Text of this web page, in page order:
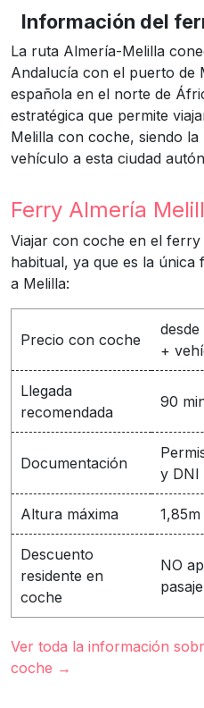
Información del
La ruta Almería-Melilla
Andalucía con el puerto de
española en el norte de
estratégica que permite
Melilla con coche, siendo
vehículo a esta ciudad
Ferry Almería
Viajar con coche en el
habitual, ya que es la
a Melilla:
Precio con coche
+
Llegada
recomendada
90
Documentación
y DNI
Altura máxima
Descuento
residente en
coche
NO
Ver toda la información
coche →